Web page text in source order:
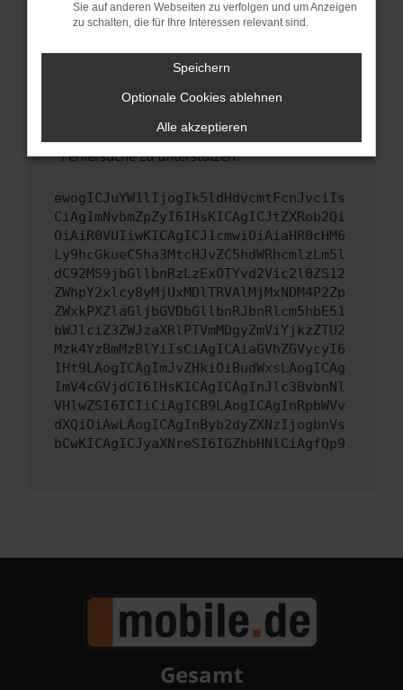
führen, dass bestimmte Funktionen nicht mehr
unterstützt werden.
Wende dich an den Webseitenbetreiber.
Wenn du alle oben genannten Schritte versucht
hast, kontaktiere uns bitte. Wir werden
uns diesen Text schicken, um uns bei der
Fehlersuche zu unterstützen:
ewogICJuYW1lIjogIk5ldHdvcmtFcnJvciIs
CiAgImNvbmZpZyI6IHsKICAgICJtZXRob2Qi
OiAiR0VUIiwKICAgICJ1cmwiOiAiaHR0cHM6
Ly9hcGkueC5ha3MtcHJvZC5hdWRhcmlzLm5l
dC92MS9jbGllbnRzLzExOTYvd2Vic2l0ZS12
ZWhpY2xlcy8yMjUxMDlTRVAlMjMxNDM4P2Zp
ZWxkPXZlaGljbGVDbGllbnRJbnRlcm5hbE51
bWJlciZ3ZWJzaXRlPTVmMDgyZmViYjkzZTU2
Mzk4YzBmMzBlYiIsCiAgICAiaGVhZGVycyI6
IHt9LAogICAgImJvZHkiOiBudWxsLAogICAg
ImV4cGVjdCI6IHsKICAgICAgInJlc3BvbnNl
VHlwZSI6ICIiCiAgICB9LAogICAgInRpbWVv
dXQiOiAwLAogICAgInByb2dyZXNzIjogbnVs
bCwKICAgICJyaXNreSI6IGZhbHNlCiAgfQp9
Gesamt
Sie auf anderen Webseiten zu verfolgen und um Anzeigen
zu schalten, die für Ihre Interessen relevant sind.
Speichern
Optionale Cookies ablehnen
Alle akzeptieren